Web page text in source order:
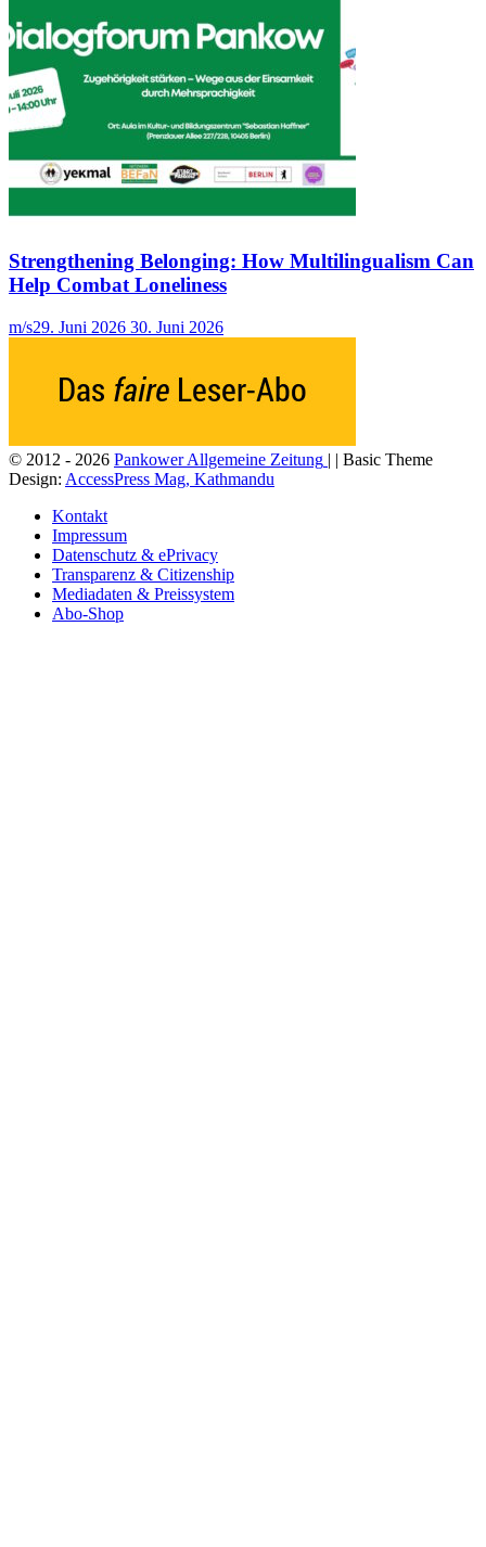
Strengthening Belonging: How Multilingualism Can
Help Combat Loneliness
m/s29. Juni 2026 30. Juni 2026
© 2012 - 2026 Pankower Allgemeine Zeitung | | Basic Theme
Design: AccessPress Mag, Kathmandu
Kontakt
Impressum
Datenschutz & ePrivacy
Transparenz & Citizenship
Mediadaten & Preissystem
Abo-Shop